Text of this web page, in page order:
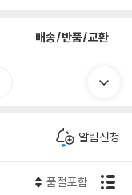
배송/반품/교환
알림신청
품절포함